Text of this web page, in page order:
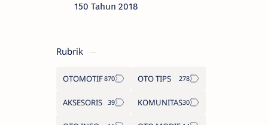
150 Tahun 2018
Rubrik
OTOMOTIF OTO TIPS
AKSESORIS KOMUNITAS